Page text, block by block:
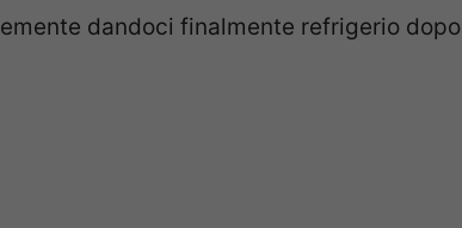
dandoci finalmente refrigerio dopo